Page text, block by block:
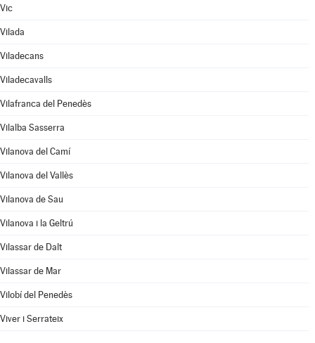
Vic
Vilada
Viladecans
Viladecavalls
Vilafranca del Penedès
Vilalba Sasserra
Vilanova del Camí
Vilanova del Vallès
Vilanova de Sau
Vilanova i la Geltrú
Vilassar de Dalt
Vilassar de Mar
Vilobí del Penedès
Viver i Serrateix